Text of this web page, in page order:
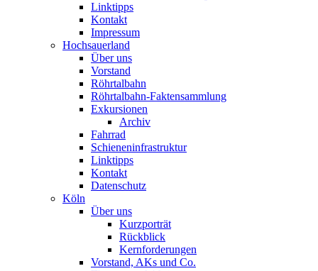
Linktipps
Kontakt
Impressum
Hochsauerland
Über uns
Vorstand
Röhrtalbahn
Röhrtalbahn-Faktensammlung
Exkursionen
Archiv
Fahrrad
Schieneninfrastruktur
Linktipps
Kontakt
Datenschutz
Köln
Über uns
Kurzporträt
Rückblick
Kernforderungen
Vorstand, AKs und Co.